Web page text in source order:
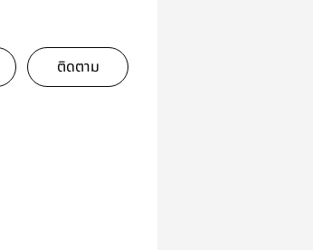
ติดตาม